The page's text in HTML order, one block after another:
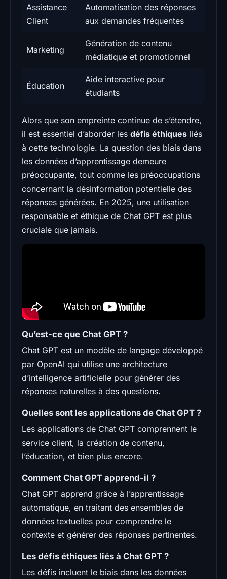
Assistance
Client
Automatisation des réponses
aux demandes fréquentes
Marketing
Génération de contenu
médiatique et promotionnel
Éducation
Aide interactive pour
étudiants
Alors que son empreinte continue de s’étendre,
il est essentiel d’aborder les défis éthiques liés
à cette technologie. La question des biais dans
les données d’apprentissage demeure
préoccupante, tout comme les préoccupations
concernant la désinformation potentielle des
réponses générées. En 2025, une utilisation
responsable et éthique de Chat GPT est plus
cruciale que jamais.
Qu’est-ce que Chat GPT ?
Chat GPT est un modèle de langage développé
par OpenAI qui utilise une architecture
d’intelligence artificielle pour générer des
réponses naturelles à des questions.
Quelles sont les applications de Chat GPT ?
Les applications de Chat GPT comprennent le
service client, la création de contenu,
l’éducation, et bien plus encore.
Comment Chat GPT apprend-il ?
Chat GPT apprend grâce à l’apprentissage
automatique, en traitant des ensembles de
données textuelles pour comprendre le
contexte et générer des réponses pertinentes.
Les défis éthiques liés à Chat GPT ?
Les défis incluent le biais dans les données